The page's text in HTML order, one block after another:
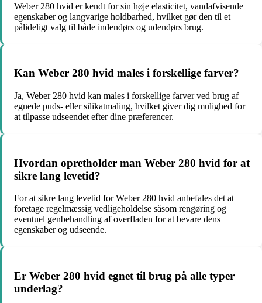
Weber 280 hvid er kendt for sin høje elasticitet, vandafvisende
egenskaber og langvarige holdbarhed, hvilket gør den til et
pålideligt valg til både indendørs og udendørs brug.
Kan Weber 280 hvid males i forskellige farver?
Ja, Weber 280 hvid kan males i forskellige farver ved brug af
egnede puds- eller silikatmaling, hvilket giver dig mulighed for
at tilpasse udseendet efter dine præferencer.
Hvordan opretholder man Weber 280 hvid for at
sikre lang levetid?
For at sikre lang levetid for Weber 280 hvid anbefales det at
foretage regelmæssig vedligeholdelse såsom rengøring og
eventuel genbehandling af overfladen for at bevare dens
egenskaber og udseende.
Er Weber 280 hvid egnet til brug på alle typer
underlag?